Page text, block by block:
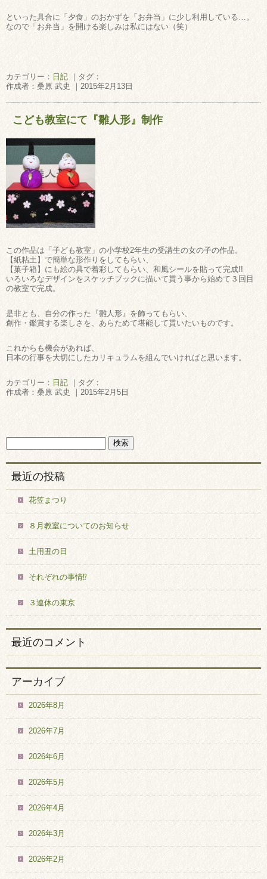
といった具合に「夕食」のおかずを「お弁当」に少し利用している…。
なので「お弁当」を開ける楽しみは私にはない（笑）
カテゴリー： 日記 ｜タグ：
作成者：桑原 武史 ｜2015年2月13日
こども教室にて『雛人形』制作
この作品は「子ども教室」の小学校2年生の受講生の女の子の作品。
【紙粘土】で簡単な形作りをしてもらい、
【菓子箱】にも絵の具で着彩してもらい、和風シールを貼って完成!!
いろいろなデザインをスケッチブックに描いて貰う事から始めて３回目
の教室で完成。
是非とも、自分の作った『雛人形』を飾ってもらい、
創作・鑑賞する楽しさを、あらためて堪能して貰いたいものです。
これからも機会があれば、
日本の行事を大切にしたカリキュラムを組んでいければと思います。
カテゴリー： 日記 ｜タグ：
作成者：桑原 武史 ｜2015年2月5日
最近の投稿
花笠まつり
８月教室についてのお知らせ
土用丑の日
それぞれの事情⁉
３連休の東京
最近のコメント
アーカイブ
2026年8月
2026年7月
2026年6月
2026年5月
2026年4月
2026年3月
2026年2月